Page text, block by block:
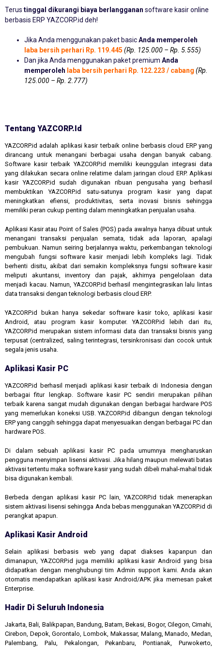
Terus tinggal dikurangi biaya berlangganan software kasir online
berbasis ERP YAZCORP.id deh!
Jika Anda menggunakan paket basicAnda memperoleh
laba bersih perhari Rp. 119.445 (Rp. 125.000 – Rp. 5.555)
Dan jika Anda menggunakan paket premium Anda
memperoleh laba bersih perhari Rp. 122.223 / cabang (Rp.
125.000 – Rp. 2.777)
Tentang YAZCORP.id
YAZCORP.id adalah aplikasi kasir terbaik online berbasis cloud ERP yang
dirancang untuk menangani berbagai usaha dengan banyak cabang.
Software kasir terbaik YAZCORP.id memiliki keunggulan integrasi data
yang dilakukan secara online relatime dalam jaringan cloud ERP. Aplikasi
kasir YAZCORP.id sudah digunakan ribuan pengusaha yang berhasil
membuktikan YAZCORP.id satu-satunya program kasir yang dapat
meningkatkan efiensi, produktivitas, serta inovasi bisnis sehingga
memiliki peran cukup penting dalam meningkatkan penjualan usaha.
Aplikasi Kasir atau Point of Sales (POS) pada awalnya hanya dibuat untuk
menangani transaksi penjualan semata, tidak ada laporan, apalagi
pembukuan. Namun seiring berjalannya waktu, perkembangan teknologi
mengubah fungsi software kasir menjadi lebih kompleks lagi. Tidak
berhenti disitu, akibat dari semakin kompleksnya fungsi software kasir
meliputi akuntansi, inventory dan pajak, akhirnya pengelolaan data
menjadi kacau. Namun, YAZCORP.id berhasil mengintegrasikan lalu lintas
data transaksi dengan teknologi berbasis cloud ERP.
YAZCORP.id bukan hanya sekedar software kasir toko, aplikasi kasir
Android, atau program kasir komputer. YAZCORP.id lebih dari itu,
YAZCORP.id merupakan sistem informasi data dan transaksi bisnis yang
terpusat (centralized, saling terintegrasi, tersinkronisasi dan cocok untuk
segala jenis usaha.
Aplikasi Kasir PC
YAZCORP.id berhasil menjadi aplikasi kasir terbaik di Indonesia dengan
berbagai fitur lengkap. Software kasir PC sendiri merupakan pilihan
terbaik karena sangat mudah digunakan dengan berbagai hardware POS
yang memerlukan koneksi USB. YAZCORP.id dibangun dengan teknologi
ERP yang canggih sehingga dapat menyesuaikan dengan berbagai PC dan
hardware POS.
Di dalam sebuah aplikasi kasir PC pada umumnya mengharuskan
pengguna menyimpan lisensi aktivasi. Jika hilang maupun melewati batas
aktivasi tertentu maka software kasir yang sudah dibeli mahal-mahal tidak
bisa digunakan kembali.
Berbeda dengan aplikasi kasir PC lain, YAZCORP.id tidak menerapkan
sistem aktivasi lisensi sehingga Anda bebas menggunakan YAZCORP.id di
perangkat apapun.
Aplikasi Kasir Android
Selain aplikasi berbasis web yang dapat diakses kapanpun dan
dimanapun, YAZCORP.id juga memiliki aplikasi kasir Android yang bisa
didapatkan dengan menghubungi tim Admin support kami. Anda akan
otomatis mendapatkan aplikasi kasir Android/APK jika memesan paket
Enterprise.
Hadir Di Seluruh Indonesia
Jakarta, Bali, Balikpapan, Bandung, Batam, Bekasi, Bogor, Cilegon, Cimahi,
Cirebon, Depok, Gorontalo, Lombok, Makassar, Malang, Manado, Medan,
Palembang, Palu, Pekalongan, Pekanbaru, Pontianak, Purwokerto,